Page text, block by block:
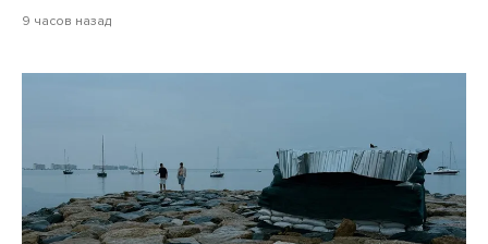
9 часов назад